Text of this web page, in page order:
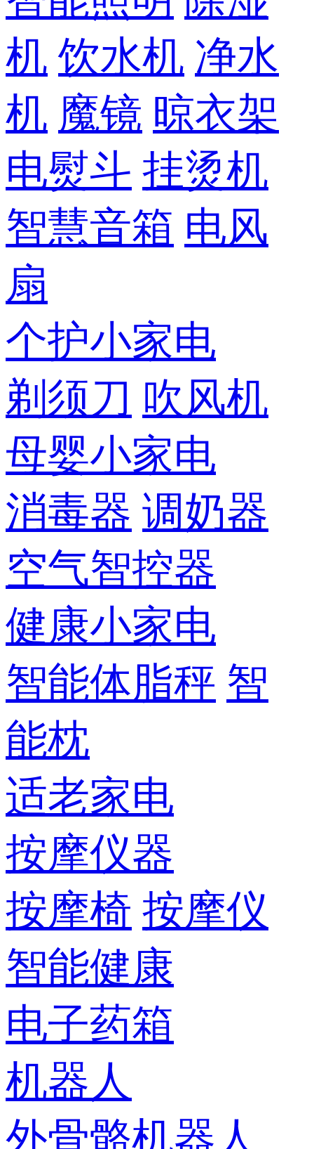
机 饮水机 净水
机 魔镜 晾衣架
电熨斗 挂烫机
智慧音箱 电风
扇
个护小家电
剃须刀 吹风机
母婴小家电
消毒器 调奶器
空气智控器
健康小家电
智能体脂秤 智
能枕
适老家电
按摩仪器
按摩椅 按摩仪
智能健康
电子药箱
机器人
外骨骼机器人